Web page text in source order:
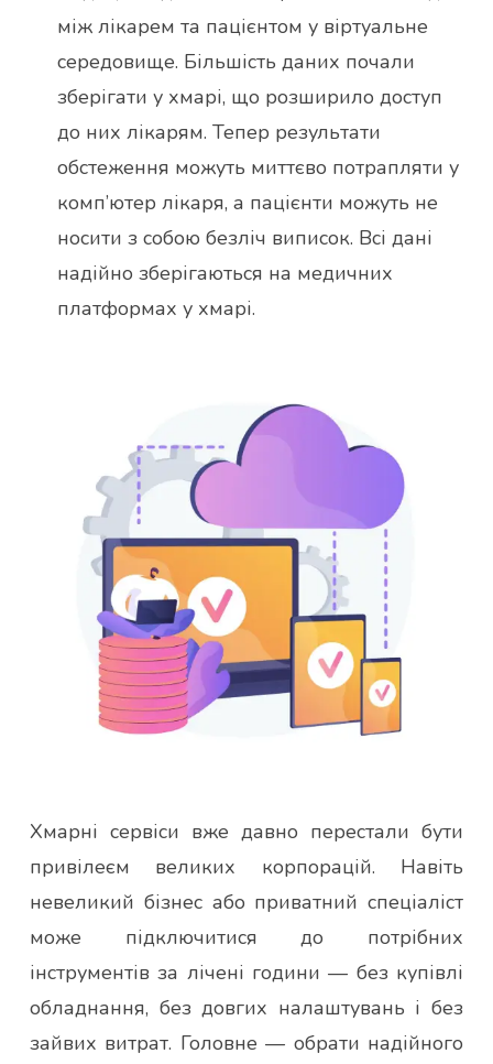
між лікарем та пацієнтом у віртуальне
середовище. Більшість даних почали
зберігати у хмарі, що розширило доступ
до них лікарям. Тепер результати
обстеження можуть миттєво потрапляти у
комп’ютер лікаря, а пацієнти можуть не
носити з собою безліч виписок. Всі дані
надійно зберігаються на медичних
платформах у хмарі.
Хмарні сервіси вже давно перестали бути
привілеєм великих корпорацій. Навіть
невеликий бізнес або приватний спеціаліст
може підключитися до потрібних
інструментів за лічені години — без купівлі
обладнання, без довгих налаштувань і без
зайвих витрат. Головне — обрати надійного